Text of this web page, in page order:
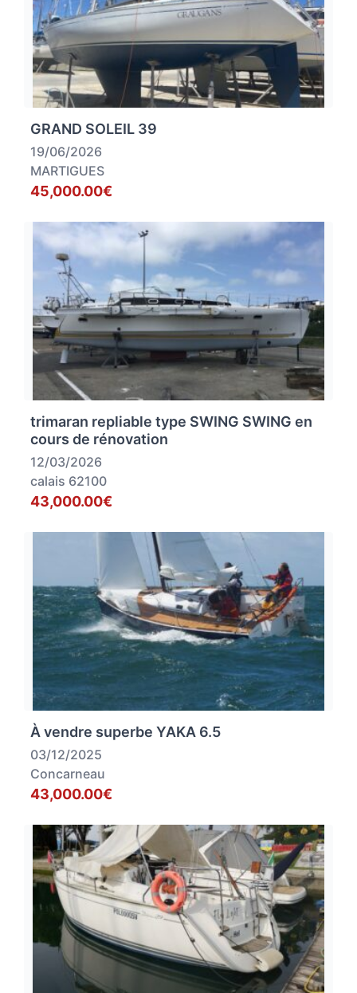
GRAND SOLEIL 39
19/06/2026
MARTIGUES
45,000.00€
trimaran repliable type SWING SWING en
cours de rénovation
12/03/2026
calais 62100
43,000.00€
À vendre superbe YAKA 6.5
03/12/2025
Concarneau
43,000.00€